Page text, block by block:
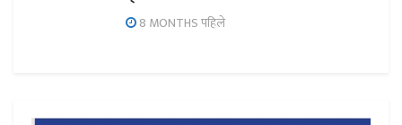
8 MONTHS पहिले